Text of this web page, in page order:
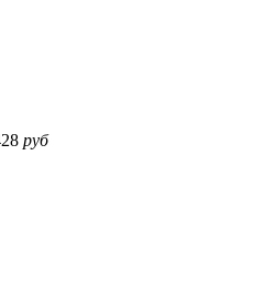
руб